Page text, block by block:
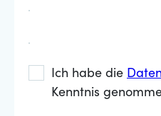
Ich habe die
Kenntnis